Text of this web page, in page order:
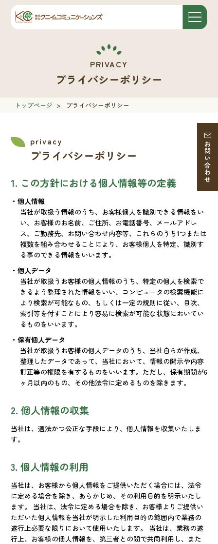
お問い合わせ
プライバシーポリシー
トップページ > プライバシーポリシー
プライバシーポリシー
1. この方針における個人情報等の定義
・個人情報
当社が取扱う情報のうち、お客様個人を識別できる情報をい
い、お客様のお名前、ご住所、お電話番号、メールアドレ
ス、ご勤務先、お問い合わせ内容等、これらのうち1つまたは
複数を組み合わせることにより、お客様個人を特定、識別す
る事のできる情報をいいます。
・個人データ
当社が取扱うお客様の個人情報のうち、特定の個人を検索で
きるよう整理された情報をいい、コンピュータの検索機能に
より検索が可能なもの、もしくは一定の規則に従い、目次、
索引等を付すことにより容易に検索が可能な状態においてい
るものをいいます。
・保有個人データ
当社が取扱うお客様の個人データのうち、当社自らが作成、
整理したデータであって、当社において、情報の開示や内容
訂正等の権限を有するものをいいます。ただし、保有期間が6
ヶ月以内のもの、その他法令に定めるものを除きます。
2. 個人情報の収集
当社は、適法かつ公正な手段により、個人情報を収集いたしま
す。
3. 個人情報の利用
当社は、お客様から個人情報をご提供いただく場合には、法令
に定める場合を除き、あらかじめ、その利用目的を明示いたし
ます。 当社は、法令に定める場合を除き、お客様よりご提供い
ただいた個人情報を当社が明示した利用目的の範囲内で業務の
遂行上必要な限りにおいて使用いたします。 当社は、業務の遂
行上、お客様の個人情報を、第三者との間で共同利用し、また